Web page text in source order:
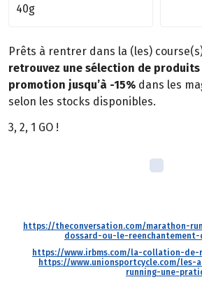
40g
Prêts à rentrer dans la (les)
retrouvez une sélection de
promotion jusqu’à -15% dans les
selon les stocks disponibles.
3, 2, 1 GO !
https://theconversation.com/marathon-
dossard-ou-le-reenchantement-
https://www.irbms.com/la-collation-
https://www.unionsportcycle.com/les-
running-une-